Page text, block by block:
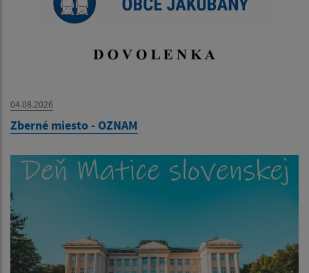
04.08.2026
Zberné miesto - OZNAM